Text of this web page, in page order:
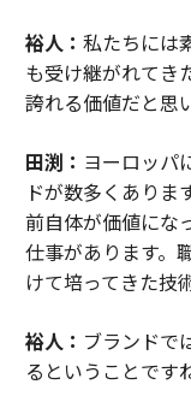
裕人： 私たちには
も受け継がれてき
誇れる価値だと思
田渕： ヨーロッパ
ドが数多くありま
前自体が価値にな
仕事があります。
けて培ってきた技
裕人： ブランドで
るということです